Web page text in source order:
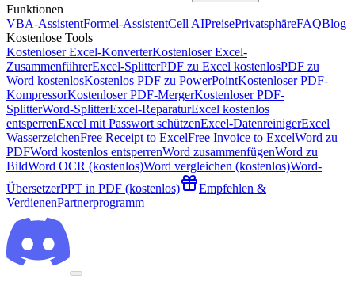
Funktionen
VBA-AssistentFormel-AssistentCell AIPreisePrivatsphäreFAQBlog
Kostenlose Tools
Kostenloser Excel-KonverterKostenloser Excel-
ZusammenführerExcel-SplitterPDF zu Excel kostenlosPDF zu
Word kostenlosKostenlos PDF zu PowerPointKostenloser PDF-
KompressorKostenloser PDF-MergerKostenloser PDF-
SplitterWord-SplitterExcel-ReparaturExcel kostenlos
entsperrenExcel mit Passwort schützenExcel-DatenreinigerExcel
WasserzeichenFree Receipt to ExcelFree Invoice to ExcelWord zu
PDFWord kostenlos entsperrenWord zusammenfügenWord zu
BildWord OCR (kostenlos)Word vergleichen (kostenlos)Word-
ÜbersetzerPPT in PDF (kostenlos)
Empfehlen &
VerdienenPartnerprogramm